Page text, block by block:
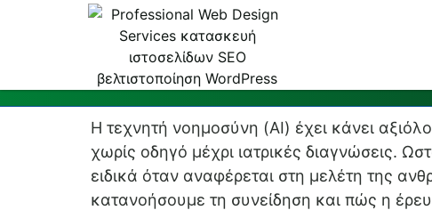
Συνείδηση και AI
Η τεχνητή νοημοσύνη (AI) έχει κάνει
χωρίς οδηγό μέχρι ιατρικές διαγνώσεις.
ειδικά όταν αναφέρεται στη μελέτη της
κατανοήσουμε τη συνείδηση και πώς η